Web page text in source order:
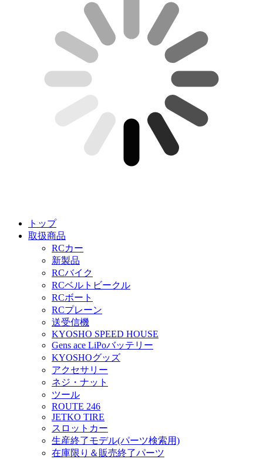
トップ
取扱商品
RCカー
新製品
RCバイク
RCベルトビークル
RCボート
RCプレーン
送受信機
KYOSHO SPEED HOUSE
Gens ace LiPoバッテリー
KYOSHOグッズ
アクセサリー
ネジ・ナット
ツール
ROUTE 246
JETKO TIRE
スロットカー
生産終了モデル(パーツ検索用)
在庫限り＆販売終了パーツ